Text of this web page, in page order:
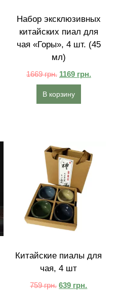
Набор эксклюзивных
китайских пиал для
чая «Горы‎»‎, 4 шт. (45
мл)
1669грн. 1169 грн.
В корзину
Китайские пиалы для
чая, 4 шт
759грн. 639 грн.